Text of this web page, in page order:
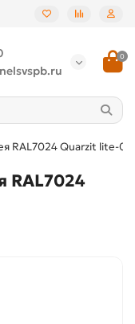
0
RAL7024 Quarzit lite-0.5
RAL7024